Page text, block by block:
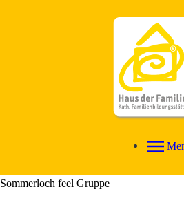
Sommerloch feel Gruppe